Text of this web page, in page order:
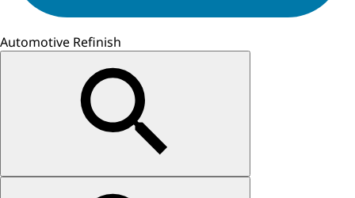
Automotive Refinish